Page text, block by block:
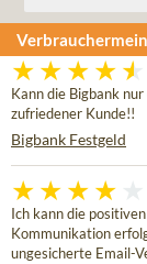
Kann die Bigbank
zufriedener Kunde!!
Bigbank Festgeld
Ich kann die
Kommunikation
ungesicherte Email-